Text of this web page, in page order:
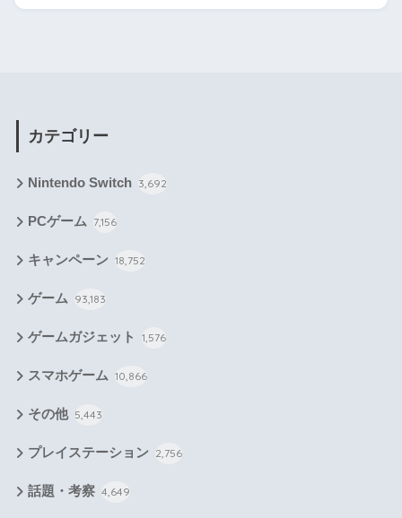
カテゴリー
Nintendo Switch 3,692
PCゲーム 7,156
キャンペーン 18,752
ゲーム 93,183
ゲームガジェット 1,576
スマホゲーム 10,866
その他 5,443
プレイステーション 2,756
話題・考察 4,649